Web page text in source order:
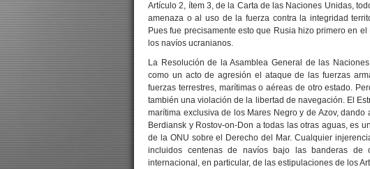
Artículo 2, ítem 3, de la Carta de las Naciones Unidas,
amenaza o al uso de la fuerza contra la integridad
Pues fue precisamente esto que Rusia hizo primero en
los navíos ucranianos.
La Resolución de la Asamblea General de las
como un acto de agresión el ataque de las fuerzas
fuerzas terrestres, marítimas o aéreas de otro estado.
también una violación de la libertad de navegación. El
marítima exclusiva de los Mares Negro y de Azov,
Berdiansk y Rostov-on-Don a todas las otras aguas, es
de la ONU sobre el Derecho del Mar. Cualquier
incluidos centenas de navíos bajo las banderas de
internacional, en particular, de las estipulaciones de los